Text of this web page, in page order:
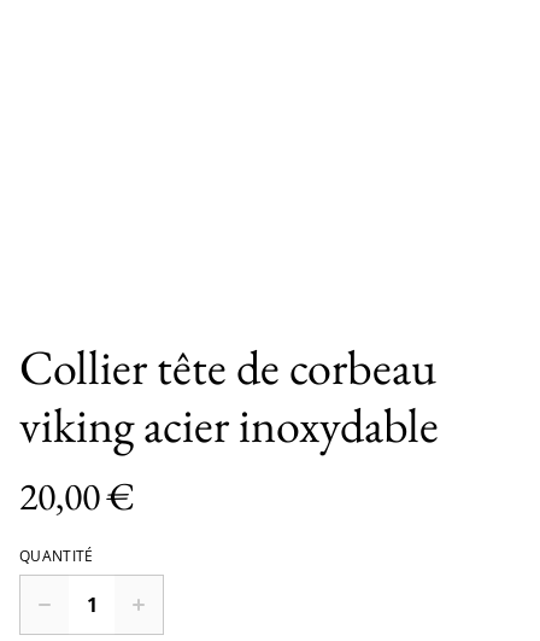
Collier tête de corbeau
viking acier inoxydable
20,00 €
QUANTITÉ